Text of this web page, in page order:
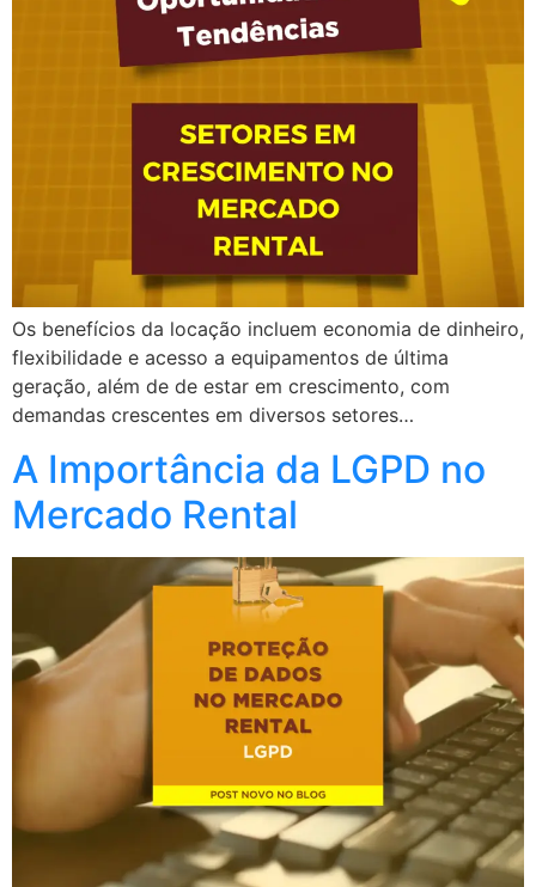
Os benefícios da locação incluem economia de dinheiro,
flexibilidade e acesso a equipamentos de última
geração, além de de estar em crescimento, com
demandas crescentes em diversos setores…
A Importância da LGPD no
Mercado Rental